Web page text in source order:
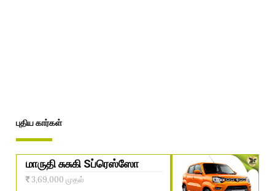
புதிய கார்கள்
மாருதி சுசுகி Sப்ரெஸ்ஸோ
3,69,000 முதல்